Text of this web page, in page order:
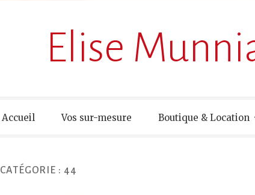
Elise
Accueil Vos sur-mesure Boutique & Location
CATÉGORIE : 44